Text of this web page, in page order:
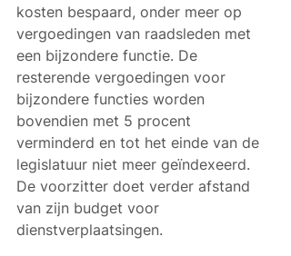
kosten bespaard, onder meer op
vergoedingen van raadsleden met
een bijzondere functie. De
resterende vergoedingen voor
bijzondere functies worden
bovendien met 5 procent
verminderd en tot het einde van de
legislatuur niet meer geïndexeerd.
De voorzitter doet verder afstand
van zijn budget voor
dienstverplaatsingen.